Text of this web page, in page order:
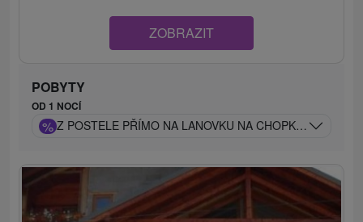
ZOBRAZIT
POBYTY
OD 1 NOCÍ
% Z POSTELE PŘÍMO NA LANOVKU NA CHOPKU: VÝHLED